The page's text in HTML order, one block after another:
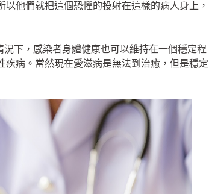
他們就把這個恐懼的投射在這樣的病人身上，
下，感染者身體健康也可以維持在一個穩定程
病。當然現在愛滋病是無法到治癒，但是穩定